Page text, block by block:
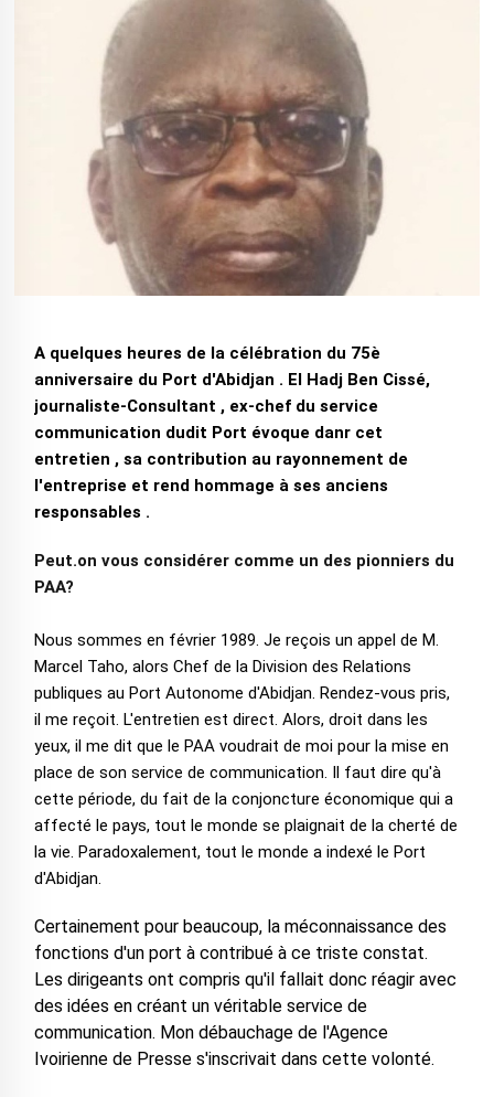
A quelques heures de la célébration du 75è
anniversaire du Port d'Abidjan . El Hadj Ben Cissé,
journaliste-Consultant , ex-chef du service
communication dudit Port évoque danr cet
entretien , sa contribution au rayonnement de
l'entreprise et rend hommage à ses anciens
responsables .
Peut.on vous considérer comme un des pionniers du
PAA?
Nous sommes en février 1989. Je reçois un appel de M.
Marcel Taho, alors Chef de la Division des Relations
publiques au Port Autonome d'Abidjan. Rendez-vous pris,
il me reçoit. L'entretien est direct. Alors, droit dans les
yeux, il me dit que le PAA voudrait de moi pour la mise en
place de son service de communication. Il faut dire qu'à
cette période, du fait de la conjoncture économique qui a
affecté le pays, tout le monde se plaignait de la cherté de
la vie. Paradoxalement, tout le monde a indexé le Port
d'Abidjan.
Certainement pour beaucoup, la méconnaissance des
fonctions d'un port à contribué à ce triste constat.
Les dirigeants ont compris qu'il fallait donc réagir avec
des idées en créant un véritable service de
communication. Mon débauchage de l'Agence
Ivoirienne de Presse s'inscrivait dans cette volonté.